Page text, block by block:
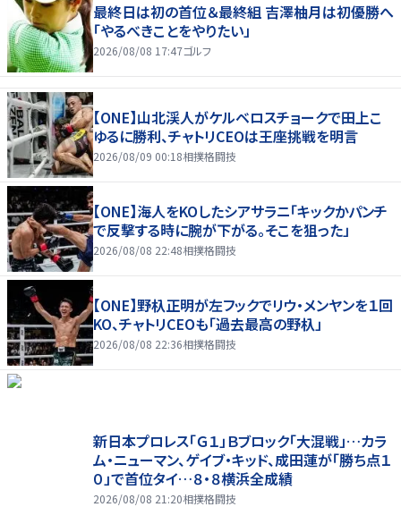
最終日は初の首位＆最終組 吉澤柚月は初優勝へ
「やるべきことをやりたい」
2026/08/08 17:47ゴルフ
【ONE】山北渓人がケルベロスチョークで田上こ
ゆるに勝利、チャトリCEOは王座挑戦を明言
2026/08/09 00:18相撲格闘技
【ONE】海人をKOしたシアサラニ「キックかパンチ
で反撃する時に腕が下がる。そこを狙った」
2026/08/08 22:48相撲格闘技
【ONE】野杁正明が左フックでリウ・メンヤンを１回
KO、チャトリCEOも「過去最高の野杁」
2026/08/08 22:36相撲格闘技
新日本プロレス「Ｇ１」Ｂブロック「大混戦」…カラ
ム・ニューマン、ゲイブ・キッド、成田蓮が「勝ち点１
０」で首位タイ…８・８横浜全成績
2026/08/08 21:20相撲格闘技